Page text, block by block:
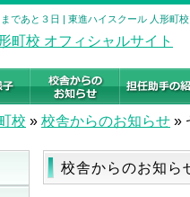
であと３日 | 東進ハイスクール 人形町
校 » 校舎からのお知らせ »
校舎からのお知ら